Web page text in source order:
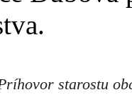
starostu